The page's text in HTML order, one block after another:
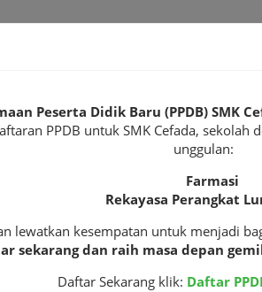
Peserta Didik Baru (PPDB) SMK
PPDB untuk SMK Cefada, sekolah
unggulan:
Farmasi
Rekayasa Perangkat
lewatkan kesempatan untuk menjadi
sekarang dan raih masa depan
Daftar Sekarang klik: Daftar